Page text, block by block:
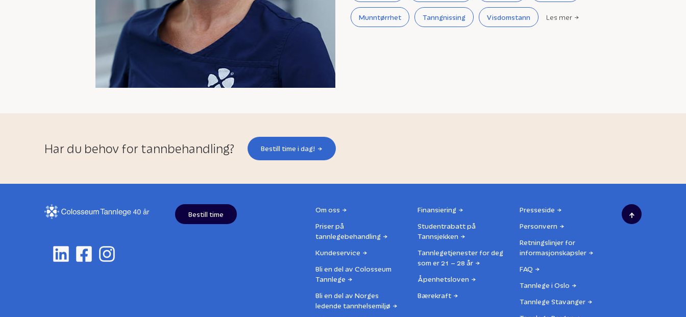
Munntørrhet Tanngnissing Visdomstann Les mer
Har du behov for tannbehandling? Bestill time i dag!
Bestill time
Om oss
Priser på
tannlegebehandling
Kundeservice
Bli en del av Colosseum
Tannlege
Bli en del av Norges
ledende tannhelsemiljø
Finansiering
Studentrabatt på
Tannsjekken
Tannlegetjenester for deg
som er 21 – 28 år
Åpenhetsloven
Bærekraft
Presseside
Personvern
Retningslinjer for
informasjonskapsler
FAQ
Tannlege i Oslo
Tannlege Stavanger
↑